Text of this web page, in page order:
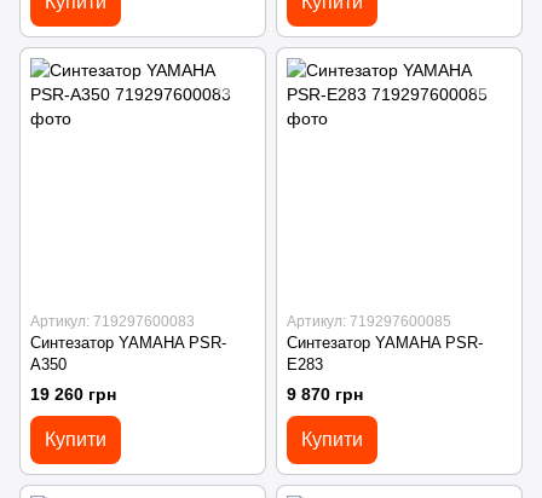
Артикул: 719297600083
Синтезатор YAMAHA PSR-
A350
19 260 грн
Купити
Артикул: 719297600085
Синтезатор YAMAHA PSR-
E283
9 870 грн
Купити